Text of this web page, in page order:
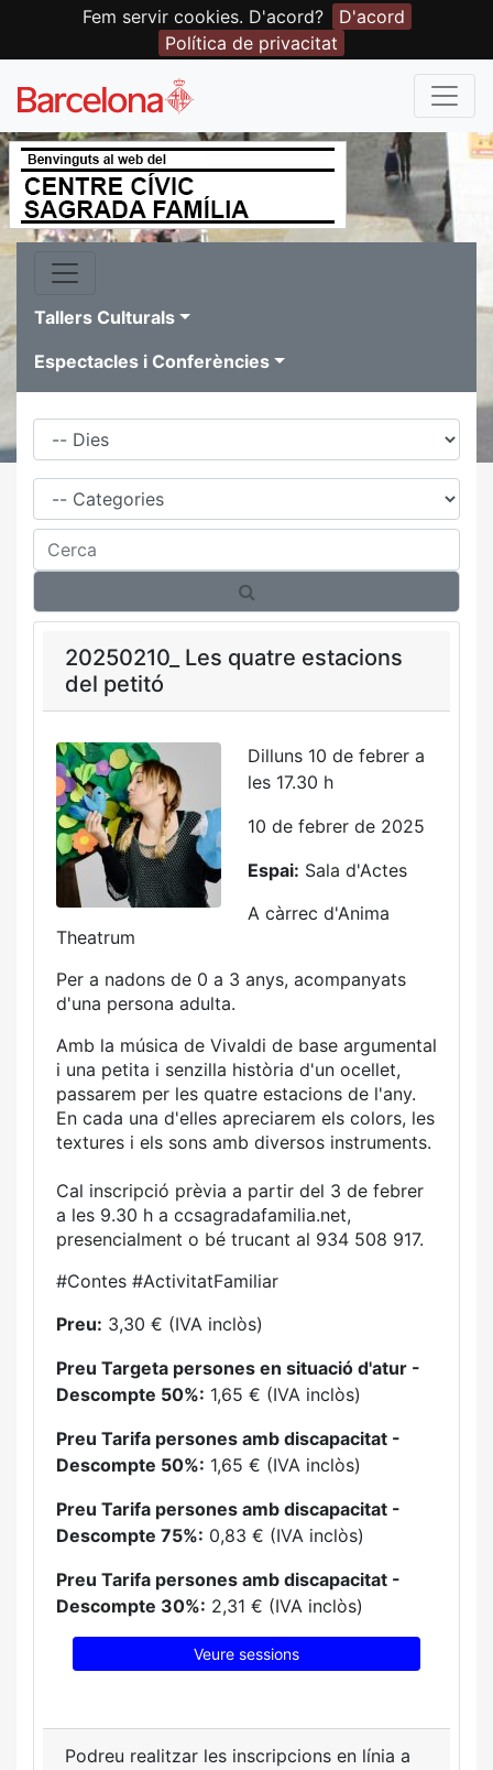
Fem servir cookies. D'acord?
D'acord
Política de privacitat
Tallers Culturals
Espectacles i Conferències
Dies
Família
Cerca
20250210_ Les quatre estacions
del petitó
Dilluns 10 de febrer a
les 17.30 h
10 de febrer de 2025
Espai: Sala d'Actes
A càrrec d'Anima
Theatrum
Per a nadons de 0 a 3 anys, acompanyats
d'una persona adulta.
Amb la música de Vivaldi de base argumental
i una petita i senzilla història d'un ocellet,
passarem per les quatre estacions de l'any.
En cada una d'elles apreciarem els colors, les
textures i els sons amb diversos instruments.
Cal inscripció prèvia a partir del 3 de febrer
a les 9.30 h a ccsagradafamilia.net,
presencialment o bé trucant al 934 508 917.
#Contes #ActivitatFamiliar
Preu: 3,30 € (IVA inclòs)
Preu Targeta persones en situació d'atur -
Descompte 50%: 1,65 € (IVA inclòs)
Preu Tarifa persones amb discapacitat -
Descompte 50%: 1,65 € (IVA inclòs)
Preu Tarifa persones amb discapacitat -
Descompte 75%: 0,83 € (IVA inclòs)
Preu Tarifa persones amb discapacitat -
Descompte 30%: 2,31 € (IVA inclòs)
Veure sessions
Podreu realitzar les inscripcions en línia a